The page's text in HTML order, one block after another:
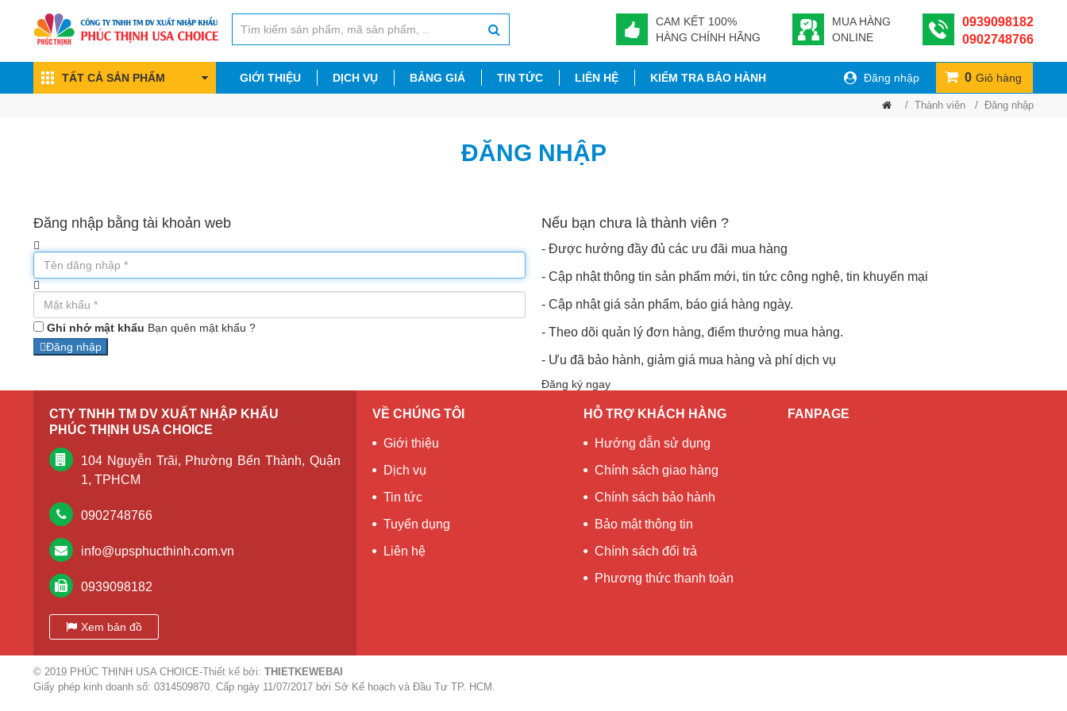
CAM KẾT 100%
HÀNG CHÍNH HÃNG
MUA HÀNG
ONLINE
0939098182
0902748766
TẤT CẢ SẢN PHẨM GIỚI THIỆU DỊCH VỤ BẢNG GIÁ TIN TỨC LIÊN HỆ KIỂM TRA BẢO HÀNH 0 Giỏ hàng
Đăng nhập
Thành viên Đăng nhập
ĐĂNG NHẬP
Đăng nhập bằng tài khoản web
Ghi nhớ mật khẩu Bạn quên mật khẩu ?
Đăng nhập
Nếu bạn chưa là thành viên ?
- Được hưởng đầy đủ các ưu đãi mua hàng
- Cập nhật thông tin sản phẩm mới, tin tức công nghệ, tin khuyến mại
- Cập nhật giá sản phẩm, báo giá hàng ngày.
- Theo dõi quản lý đơn hàng, điểm thưởng mua hàng.
- Ưu đã bảo hành, giảm giá mua hàng và phí dịch vụ
Đăng ký ngay
CTY TNHH TM DV XUẤT NHẬP KHẨU
PHÚC THỊNH USA CHOICE
104 Nguyễn Trãi, Phường Bến Thành, Quận
1, TPHCM
0902748766
info@upsphucthinh.com.vn
0939098182
Xem bản đồ
VỀ CHÚNG TÔI
Giới thiệu
Dịch vụ
Tin tức
Tuyển dụng
Liên hệ
HỖ TRỢ KHÁCH HÀNG
Hướng dẫn sử dụng
Chính sách giao hàng
Chính sách bảo hành
Bảo mật thông tin
Chính sách đổi trả
Phương thức thanh toán
FANPAGE
© 2019 PHÚC THỊNH USA CHOICE-Thiết kế bởi: THIETKEWEBAI
Giấy phép kinh doanh số: 0314509870. Cấp ngày 11/07/2017 bởi Sở Kế hoạch và Đầu Tư TP. HCM.